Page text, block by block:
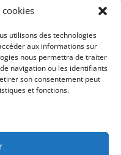
cookies
utilisons des technologies
aux informations sur
nous permettra de traiter
navigation ou les identifiants
son consentement peut
et fonctions.